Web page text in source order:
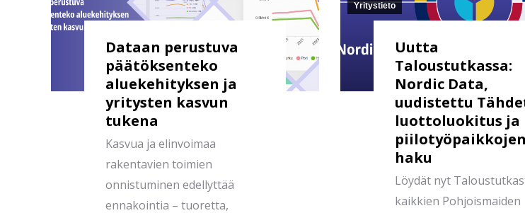
Dataan perustuva
päätöksenteko
aluekehityksen ja
yritysten kasvun
tukena
Kasvua ja elinvoimaa
rakentavien toimien
onnistuminen edellyttää
ennakointia – tuoretta,
Yritystieto
Uutta
Taloustutkassa:
Nordic Data,
uudistettu
luottoluokitus ja
piilotyöpaikkojen
haku
Löydät nyt
kaikkien Pohjoismaiden